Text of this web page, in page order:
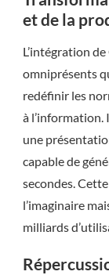
et de la
L’intégration
omniprésents
redéfinir les
à l’information.
une
capable de
secondes.
l’imaginaire
milliards